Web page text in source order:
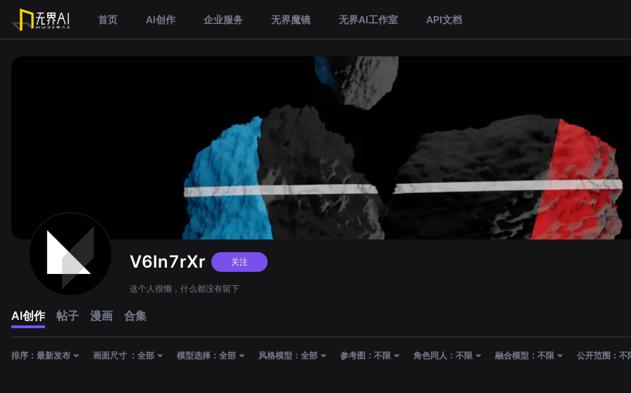
首页 AI创作 企业服务 无界魔镜 无界AI工作室 API文档
V6In7rXr 关注
这个人很懒，什么都没有留下
AI创作 帖子 漫画 合集
排序： 最新发布 画面尺寸 ： 全部 模型选择： 全部 风格模型： 全部 参考图： 不限 角色同人： 不限 融合模型： 不限 公开范围： 不